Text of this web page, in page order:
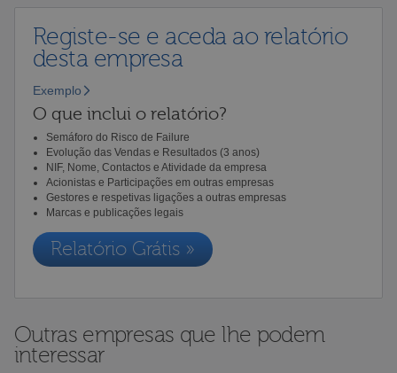
Registe-se e aceda ao relatório
desta empresa
Exemplo
O que inclui o relatório?
Semáforo do Risco de Failure
Evolução das Vendas e Resultados (3 anos)
NIF, Nome, Contactos e Atividade da empresa
Acionistas e Participações em outras empresas
Gestores e respetivas ligações a outras empresas
Marcas e publicações legais
Relatório Grátis »
Outras empresas que lhe podem
interessar